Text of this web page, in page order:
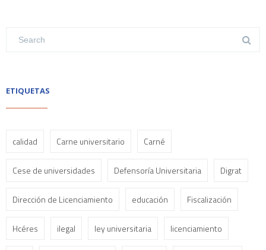
ETIQUETAS
calidad Carne universitario Carné
Cese de universidades Defensoría Universitaria Digrat
Dirección de Licenciamiento educación Fiscalización
Hcéres ilegal ley universitaria licenciamiento